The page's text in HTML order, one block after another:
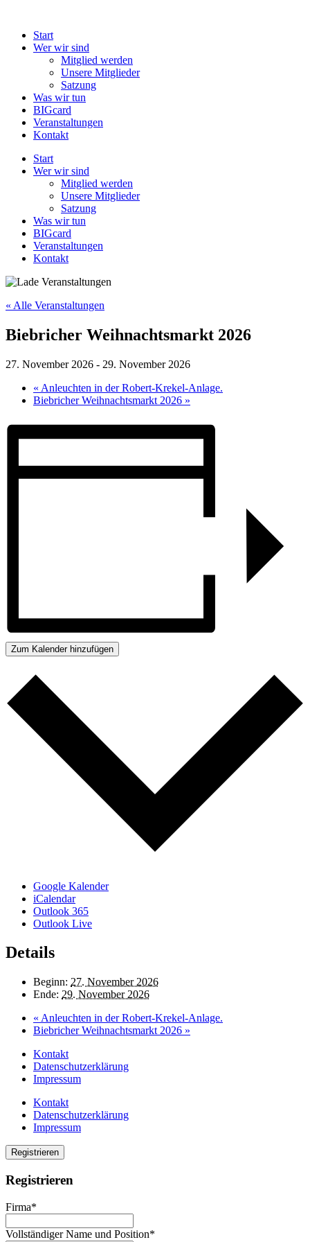
springenStart
Wer wir sind
Mitglied werden
Unsere Mitglieder
Satzung
Was wir tun
BIGcard
Veranstaltungen
Kontakt
Start
Wer wir sind
Mitglied werden
Unsere Mitglieder
Satzung
Was wir tun
BIGcard
Veranstaltungen
Kontakt
« Alle Veranstaltungen
Biebricher Weihnachtsmarkt 2026
27. November 2026 - 29. November 2026
« Anleuchten in der Robert-Krekel-Anlage.
Biebricher Weihnachtsmarkt 2026 »
Zum Kalender hinzufügen
Google Kalender
iCalendar
Outlook 365
Outlook Live
Details
Beginn: 27. November 2026
Ende: 29. November 2026
« Anleuchten in der Robert-Krekel-Anlage.
Biebricher Weihnachtsmarkt 2026 »
Kontakt
Datenschutzerklärung
Impressum
Kontakt
Datenschutzerklärung
Impressum
Registrieren
Registrieren
Firma*
Vollständiger Name und Position*